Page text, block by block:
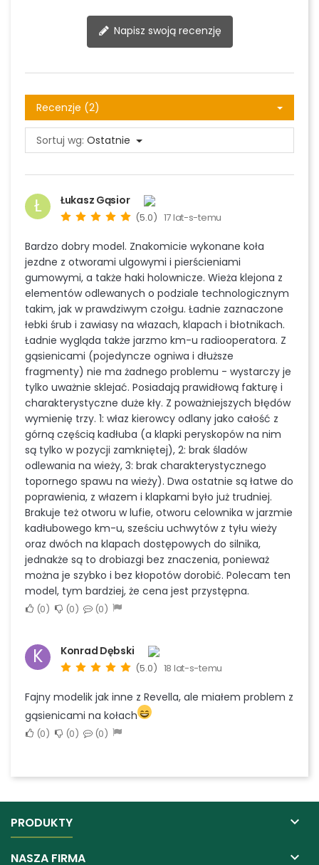
Napisz swoją recenzję
Recenzje (2)
Sortuj wg: Ostatnie
Ł Łukasz Gąsior
(5.0) 17 lat-s-temu
Bardzo dobry model. Znakomicie wykonane koła
jezdne z otworami ulgowymi i pierścieniami
gumowymi, a także haki holownicze. Wieża klejona z
elementów odlewanych o podziale technologicznym
takim, jak w prawdziwym czołgu. Ładnie zaznaczone
łebki śrub i zawiasy na włazach, klapach i błotnikach.
Ładnie wygląda także jarzmo km-u radiooperatora. Z
gąsienicami (pojedyncze ogniwa i dłuższe
fragmenty) nie ma żadnego problemu - wystarczy je
tylko uważnie sklejać. Posiadają prawidłową fakturę i
charakterystyczne duże kły. Z poważniejszych błędów
wymienię trzy. 1: właz kierowcy odlany jako całość z
górną częścią kadłuba (a klapki peryskopów na nim
są tylko w pozycji zamkniętej), 2: brak śladów
odlewania na wieży, 3: brak charakterystycznego
topornego spawu na wieży). Dwa ostatnie są łatwe do
poprawienia, z włazem i klapkami było już trudniej.
Brakuje też otworu w lufie, otworu celownika w jarzmie
kadłubowego km-u, sześciu uchwytów z tyłu wieży
oraz dwóch na klapach dostępowych do silnika,
jednakże są to drobiazgi bez znaczenia, ponieważ
można je szybko i bez kłopotów dorobić. Polecam ten
model, tym bardziej, że cena jest przystępna.
0 0 0
K Konrad Dębski
(5.0) 18 lat-s-temu
Fajny modelik jak inne z Revella, ale miałem problem z
gąsienicami na kołach
0 0 0
PRODUKTY 
NASZA FIRMA 